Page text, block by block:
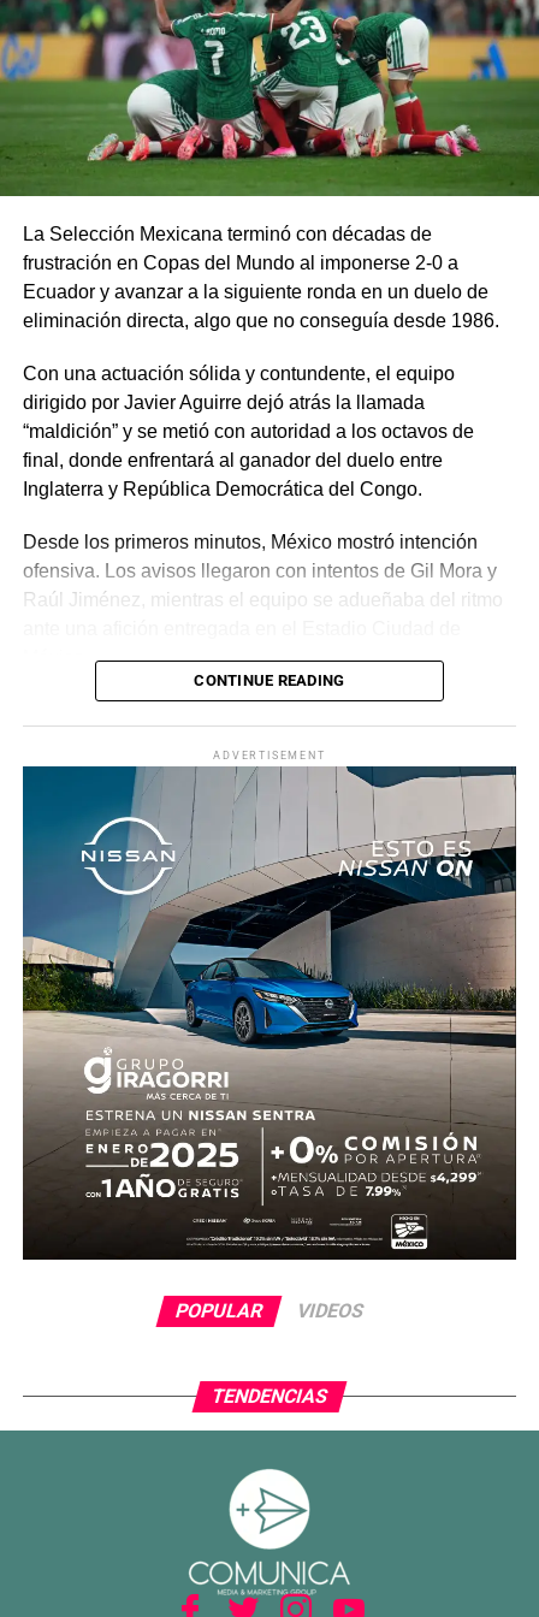
La Selección Mexicana terminó con décadas de
frustración en Copas del Mundo al imponerse 2-0 a
Ecuador y avanzar a la siguiente ronda en un duelo de
eliminación directa, algo que no conseguía desde 1986.
Con una actuación sólida y contundente, el equipo
dirigido por Javier Aguirre dejó atrás la llamada
“maldición” y se metió con autoridad a los octavos de
final, donde enfrentará al ganador del duelo entre
Inglaterra y República Democrática del Congo.
Desde los primeros minutos, México mostró intención
ofensiva. Los avisos llegaron con intentos de Gil Mora y
Raúl Jiménez, mientras el equipo se adueñaba del ritmo
Roberto “Piojo” Alvarado asistió a Julián Quiñones, quien
definió con categoría dentro del área para abrir el
marcador.
El dominio mexicano se mantuvo y no tardó en reflejarse
nuevamente. Al 31’, una recuperación en zona alta
permitió a Quiñones devolverle el balón a Raúl Jiménez,
quien sacó un potente disparo al ángulo para firmar el 2-
0.
Antes del descanso, el arquero Luis Ángel “Tala” Rangel
evitó el descuento con una gran atajada, manteniendo la
ventaja para el conjunto tricolor.
En la segunda mitad, Ecuador adelantó líneas y buscó
reaccionar con cambios ofensivos, pero careció de
claridad frente al arco. México, por su parte, optó por
administrar la ventaja y buscar espacios al contragolpe.
El cierre del partido incluyó la expulsión de Piero
Hincapié en tiempo agregado, tras una revisión del VAR,
Con este resultado, México no solo avanza de ronda, sino
que también deja atrás una larga racha negativa en
partidos decisivos, ilusionando a su afición con un equipo
que combina orden, intensidad y contundencia.
CONTINUE READING
ADVERTISEMENT
POPULAR VIDEOS
TENDENCIAS